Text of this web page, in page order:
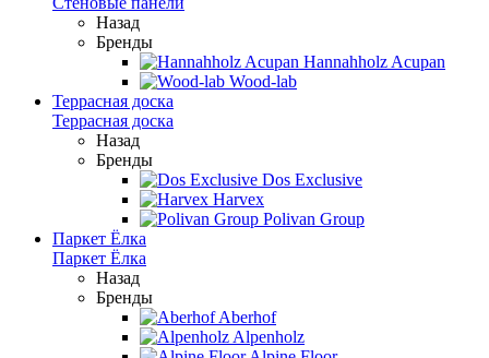
Назад
Бренды
Hannahholz Acupan
Wood-lab
Террасная доска
Террасная доска
Назад
Бренды
Dos Exclusive
Harvex
Polivan Group
Паркет Ёлка
Паркет Ёлка
Назад
Бренды
Aberhof
Alpenholz